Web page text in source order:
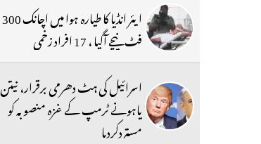
ایئر انڈیا کا طیارہ ہوا میں اچانک 300
فٹ نیچے آگیا ، 17 افراد زخمی
اسرائیل کی ہٹ دھرمی برقرار، نیتن
یاہونے ٹرمپ کے غزہ منصوبہ کو
مستردکردیا